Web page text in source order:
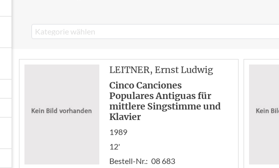
Kategorie wählen
LEITNER, Ernst Ludwig
Cinco Canciones
Populares Antiguas für
mittlere Singstimme und
Klavier
1989
12'
Bestell-Nr.: 08 683